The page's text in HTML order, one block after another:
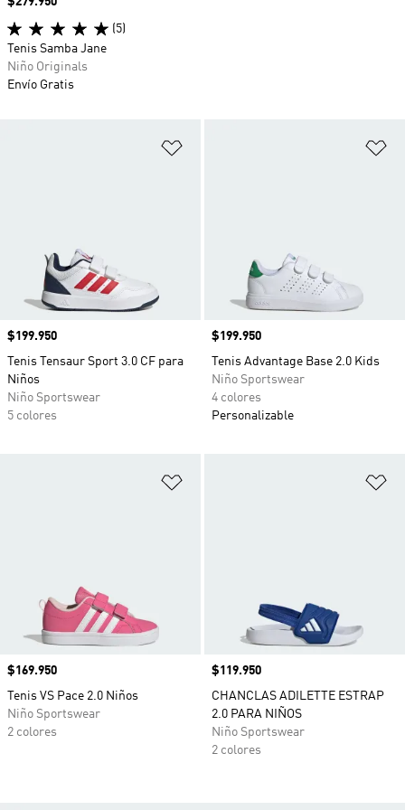
Precio
$199.950
Tenis Tensaur Sport 3.0 CF para
Niños
Niño Sportswear
5 colores
Precio
$199.950
Tenis Advantage Base 2.0 Kids
Niño Sportswear
4 colores
Personalizable
Precio
$169.950
Tenis VS Pace 2.0 Niños
Niño Sportswear
2 colores
Precio
$119.950
CHANCLAS ADILETTE ESTRAP
2.0 PARA NIÑOS
Niño Sportswear
2 colores
(5)
Tenis Samba Jane
Niño Originals
Envío Gratis